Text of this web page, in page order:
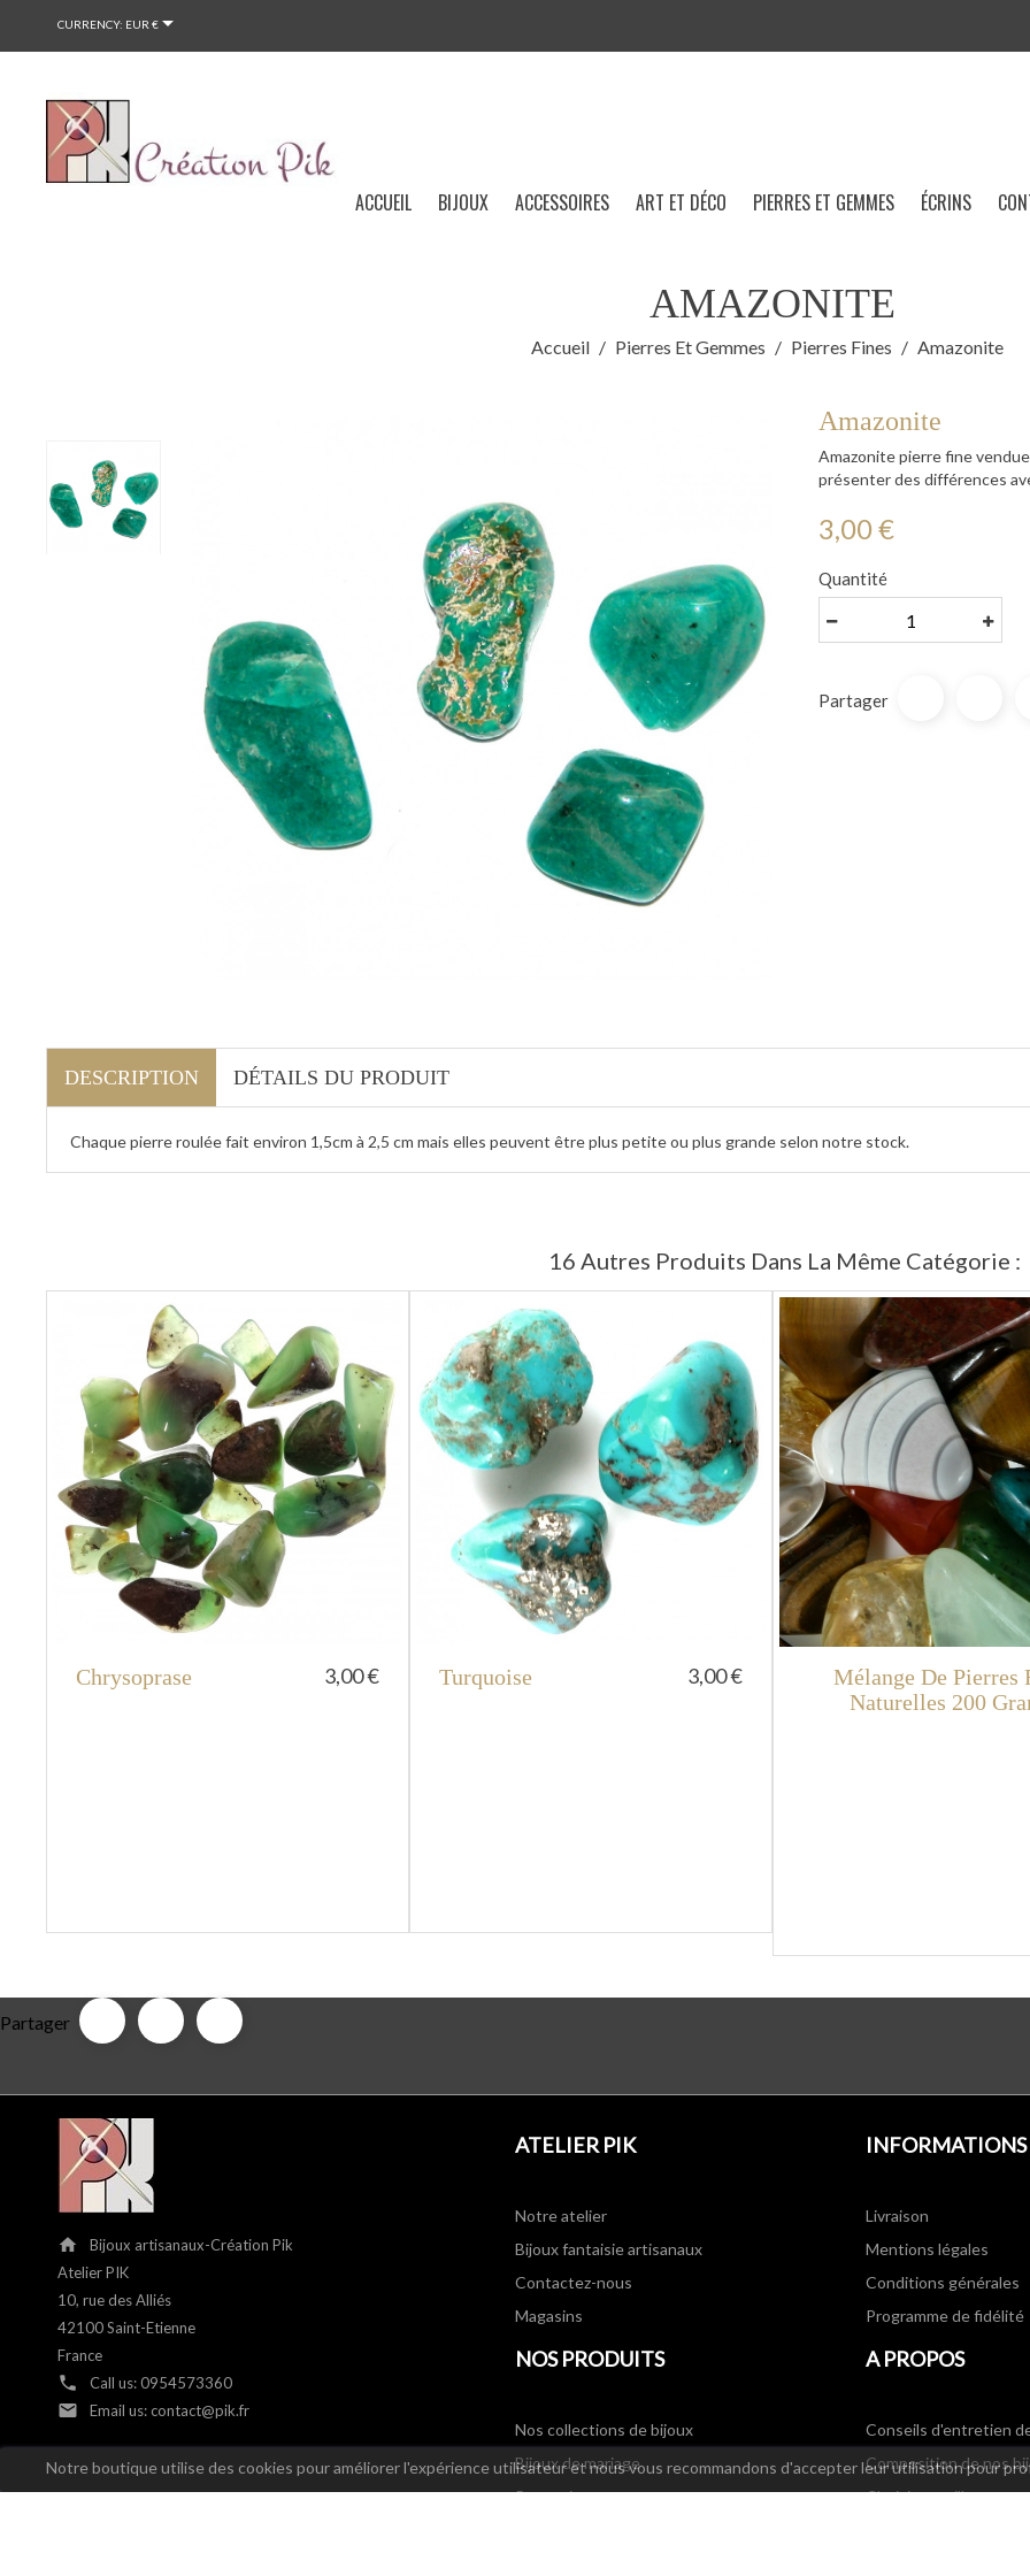
CURRENCY: EUR €
Notre boutique utilise des cookies pour améliorer l'expérience utilisateur et nous vous recommandons d'accepter leur utilisation pour
ACCUEIL BIJOUX ACCESSOIRES ART ET DÉCO PIERRES ET GEMMES ÉCRINS
AMAZONITE
Accueil Pierres Et Gemmes Pierres Fines Amazonite
Amazonite
Amazonite pierre fine
présenter des différences
3,00 €
Quantité
Partager
DESCRIPTION DÉTAILS DU PRODUIT
Chaque pierre roulée fait environ 1,5cm à 2,5 cm mais elles peuvent être plus petite ou plus grande selon notre stock.
16 Autres Produits Dans La Même Catégorie :
Chrysoprase 3,00 € Turquoise 3,00 €
Mélange De Pierres
Naturelles 200
Partager
home
Bijoux artisanaux-Création Pik
Atelier PIK
10, rue des Alliés
42100 Saint-Etienne
France
phone Call us:0954573360
email Email us: contact@pik.fr
ATELIER PIK
Notre atelier
Bijoux fantaisie artisanaux
Contactez-nous
Magasins
INFORMATIONS
Livraison
Mentions légales
Conditions générales
Programme de fidélité
NOS PRODUITS
Nos collections de bijoux
Bijoux de mariage
Promotions
A PROPOS
Conseils d'entretien
Composition de nos
Choisir sa taille